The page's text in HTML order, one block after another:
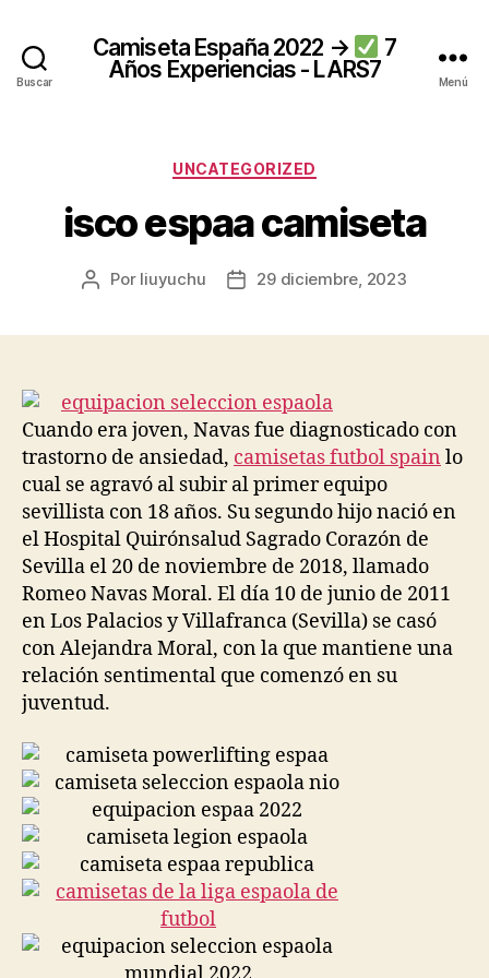
Buscar
Camiseta España 2022 →
7
Años Experiencias - LARS7
Menú
Categorías
UNCATEGORIZED
isco espaa camiseta
Autor
Por liuyuchu
Fecha29 diciembre, 2023
Cuando era joven, Navas fue diagnosticado con
trastorno de ansiedad, camisetas futbol spain lo
cual se agravó al subir al primer equipo
sevillista con 18 años. Su segundo hijo nació en
el Hospital Quirónsalud Sagrado Corazón de
Sevilla el 20 de noviembre de 2018, llamado
Romeo Navas Moral. El día 10 de junio de 2011
en Los Palacios y Villafranca (Sevilla) se casó
con Alejandra Moral, con la que mantiene una
relación sentimental que comenzó en su
juventud.